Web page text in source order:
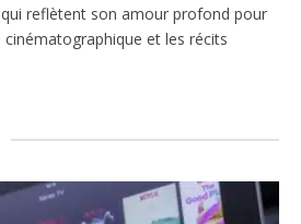
reflètent son amour profond pour
cinématographique et les récits